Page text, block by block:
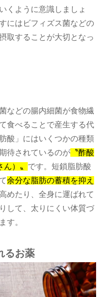
くように意識しましょ
にはビフィズス菌などの
取することが大切となっ
などの腸内細菌が食物繊
食べることで産生する代
酸」にはいくつかの種類
待されているのが 〝酢酸
ん）〟 です。短鎖脂肪酸
余分な脂肪の蓄積を抑え
めたり、全身に運ばれて
して、太りにくい体質づ
す。
るお薬